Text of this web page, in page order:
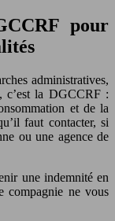
pour
administratives,
c’est la DGCCRF :
et de la
faut contacter, si
ou une agence de
une indemnité en
compagnie ne vous